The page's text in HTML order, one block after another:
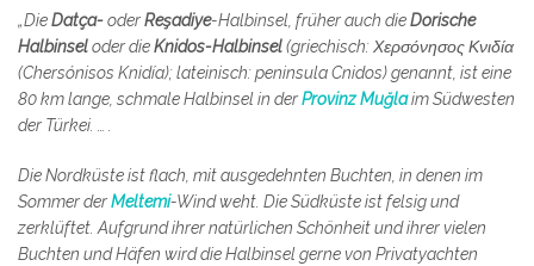
„DieDatça-oderReşadiye-Halbinsel, früher auch dieDorische
Halbinseloder dieKnidos-Halbinsel(griechisch: Χερσόνησος Κνιδία
(Chersónisos Knidía); lateinisch: peninsula Cnidos) genannt, ist eine
80 km lange, schmale Halbinsel in derProvinz Muğlaim Südwesten
der Türkei. … .
Die Nordküste ist flach, mit ausgedehnten Buchten, in denen im
Sommer derMeltemi-Wind weht. Die Südküste ist felsig und
zerklüftet. Aufgrund ihrer natürlichen Schönheit und ihrer vielen
Buchten und Häfen wird die Halbinsel gerne von Privatyachten